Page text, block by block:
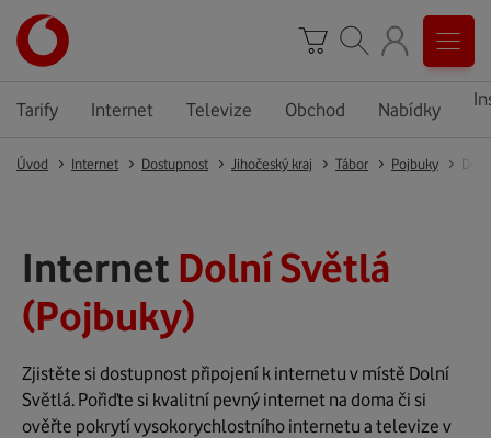
Tarify Internet Televize Obchod Nabídky
Úvod Internet Dostupnost Jihočeský kraj Tábor Pojbuky
Internet Dolní Světlá
(Pojbuky)
Zjistěte si dostupnost připojení k internetu v místě Dolní
Světlá. Pořiďte si kvalitní pevný internet na doma či si
ověřte pokrytí vysokorychlostního internetu a televize v